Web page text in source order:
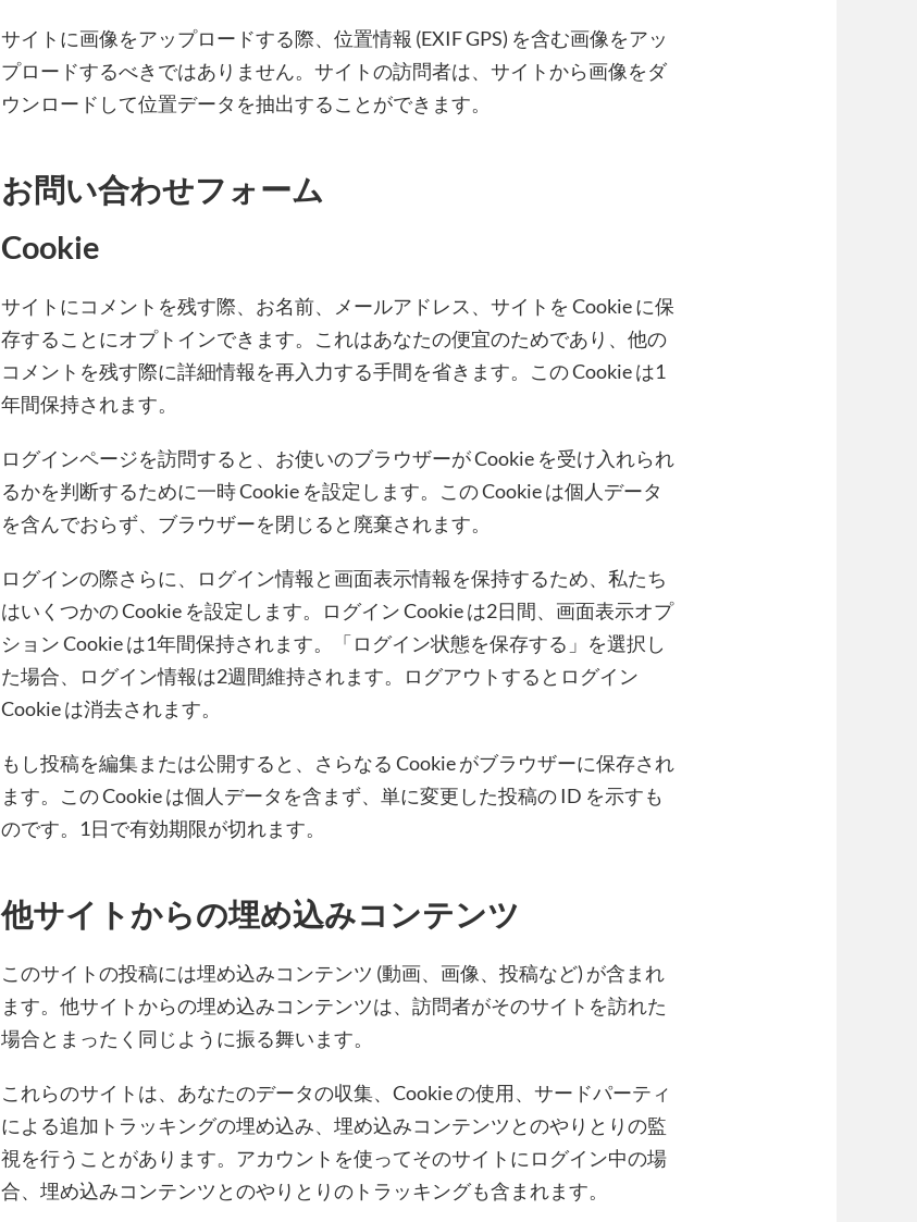
サイトに画像をアップロードする際、位置情報 (EXIF GPS) を含む画像をアッ
プロードするべきではありません。サイトの訪問者は、サイトから画像をダ
ウンロードして位置データを抽出することができます。
お問い合わせフォーム
Cookie
サイトにコメントを残す際、お名前、メールアドレス、サイトを Cookie に保
存することにオプトインできます。これはあなたの便宜のためであり、他の
コメントを残す際に詳細情報を再入力する手間を省きます。この Cookie は1
年間保持されます。
ログインページを訪問すると、お使いのブラウザーが Cookie を受け入れられ
るかを判断するために一時 Cookie を設定します。この Cookie は個人データ
を含んでおらず、ブラウザーを閉じると廃棄されます。
ログインの際さらに、ログイン情報と画面表示情報を保持するため、私たち
はいくつかの Cookie を設定します。ログイン Cookie は2日間、画面表示オプ
ション Cookie は1年間保持されます。「ログイン状態を保存する」を選択し
た場合、ログイン情報は2週間維持されます。ログアウトするとログイン
Cookie は消去されます。
もし投稿を編集または公開すると、さらなる Cookie がブラウザーに保存され
ます。この Cookie は個人データを含まず、単に変更した投稿の ID を示すも
のです。1日で有効期限が切れます。
他サイトからの埋め込みコンテンツ
このサイトの投稿には埋め込みコンテンツ (動画、画像、投稿など) が含まれ
ます。他サイトからの埋め込みコンテンツは、訪問者がそのサイトを訪れた
場合とまったく同じように振る舞います。
これらのサイトは、あなたのデータの収集、Cookie の使用、サードパーティ
による追加トラッキングの埋め込み、埋め込みコンテンツとのやりとりの監
視を行うことがあります。アカウントを使ってそのサイトにログイン中の場
合、埋め込みコンテンツとのやりとりのトラッキングも含まれます。